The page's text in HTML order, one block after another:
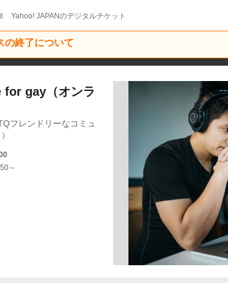
Yahoo! JAPANのデジタルチケット
の終了について
for gay（オンラ
フレンドリーなコミュ
～